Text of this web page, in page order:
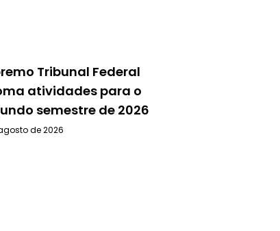
Tribunal Federal
atividades para o
semestre de 2026
de 2026